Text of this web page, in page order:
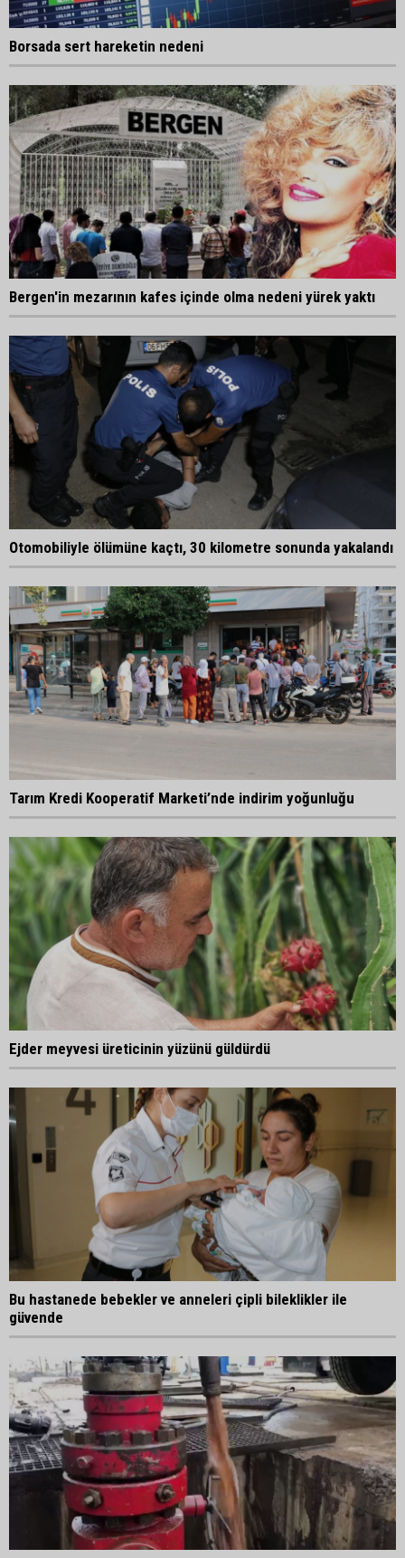
Borsada sert hareketin nedeni
Bergen'in mezarının kafes içinde olma nedeni yürek yaktı
Otomobiliyle ölümüne kaçtı, 30 kilometre sonunda yakalandı
Tarım Kredi Kooperatif Marketi’nde indirim yoğunluğu
Ejder meyvesi üreticinin yüzünü güldürdü
Bu hastanede bebekler ve anneleri çipli bileklikler ile
güvende